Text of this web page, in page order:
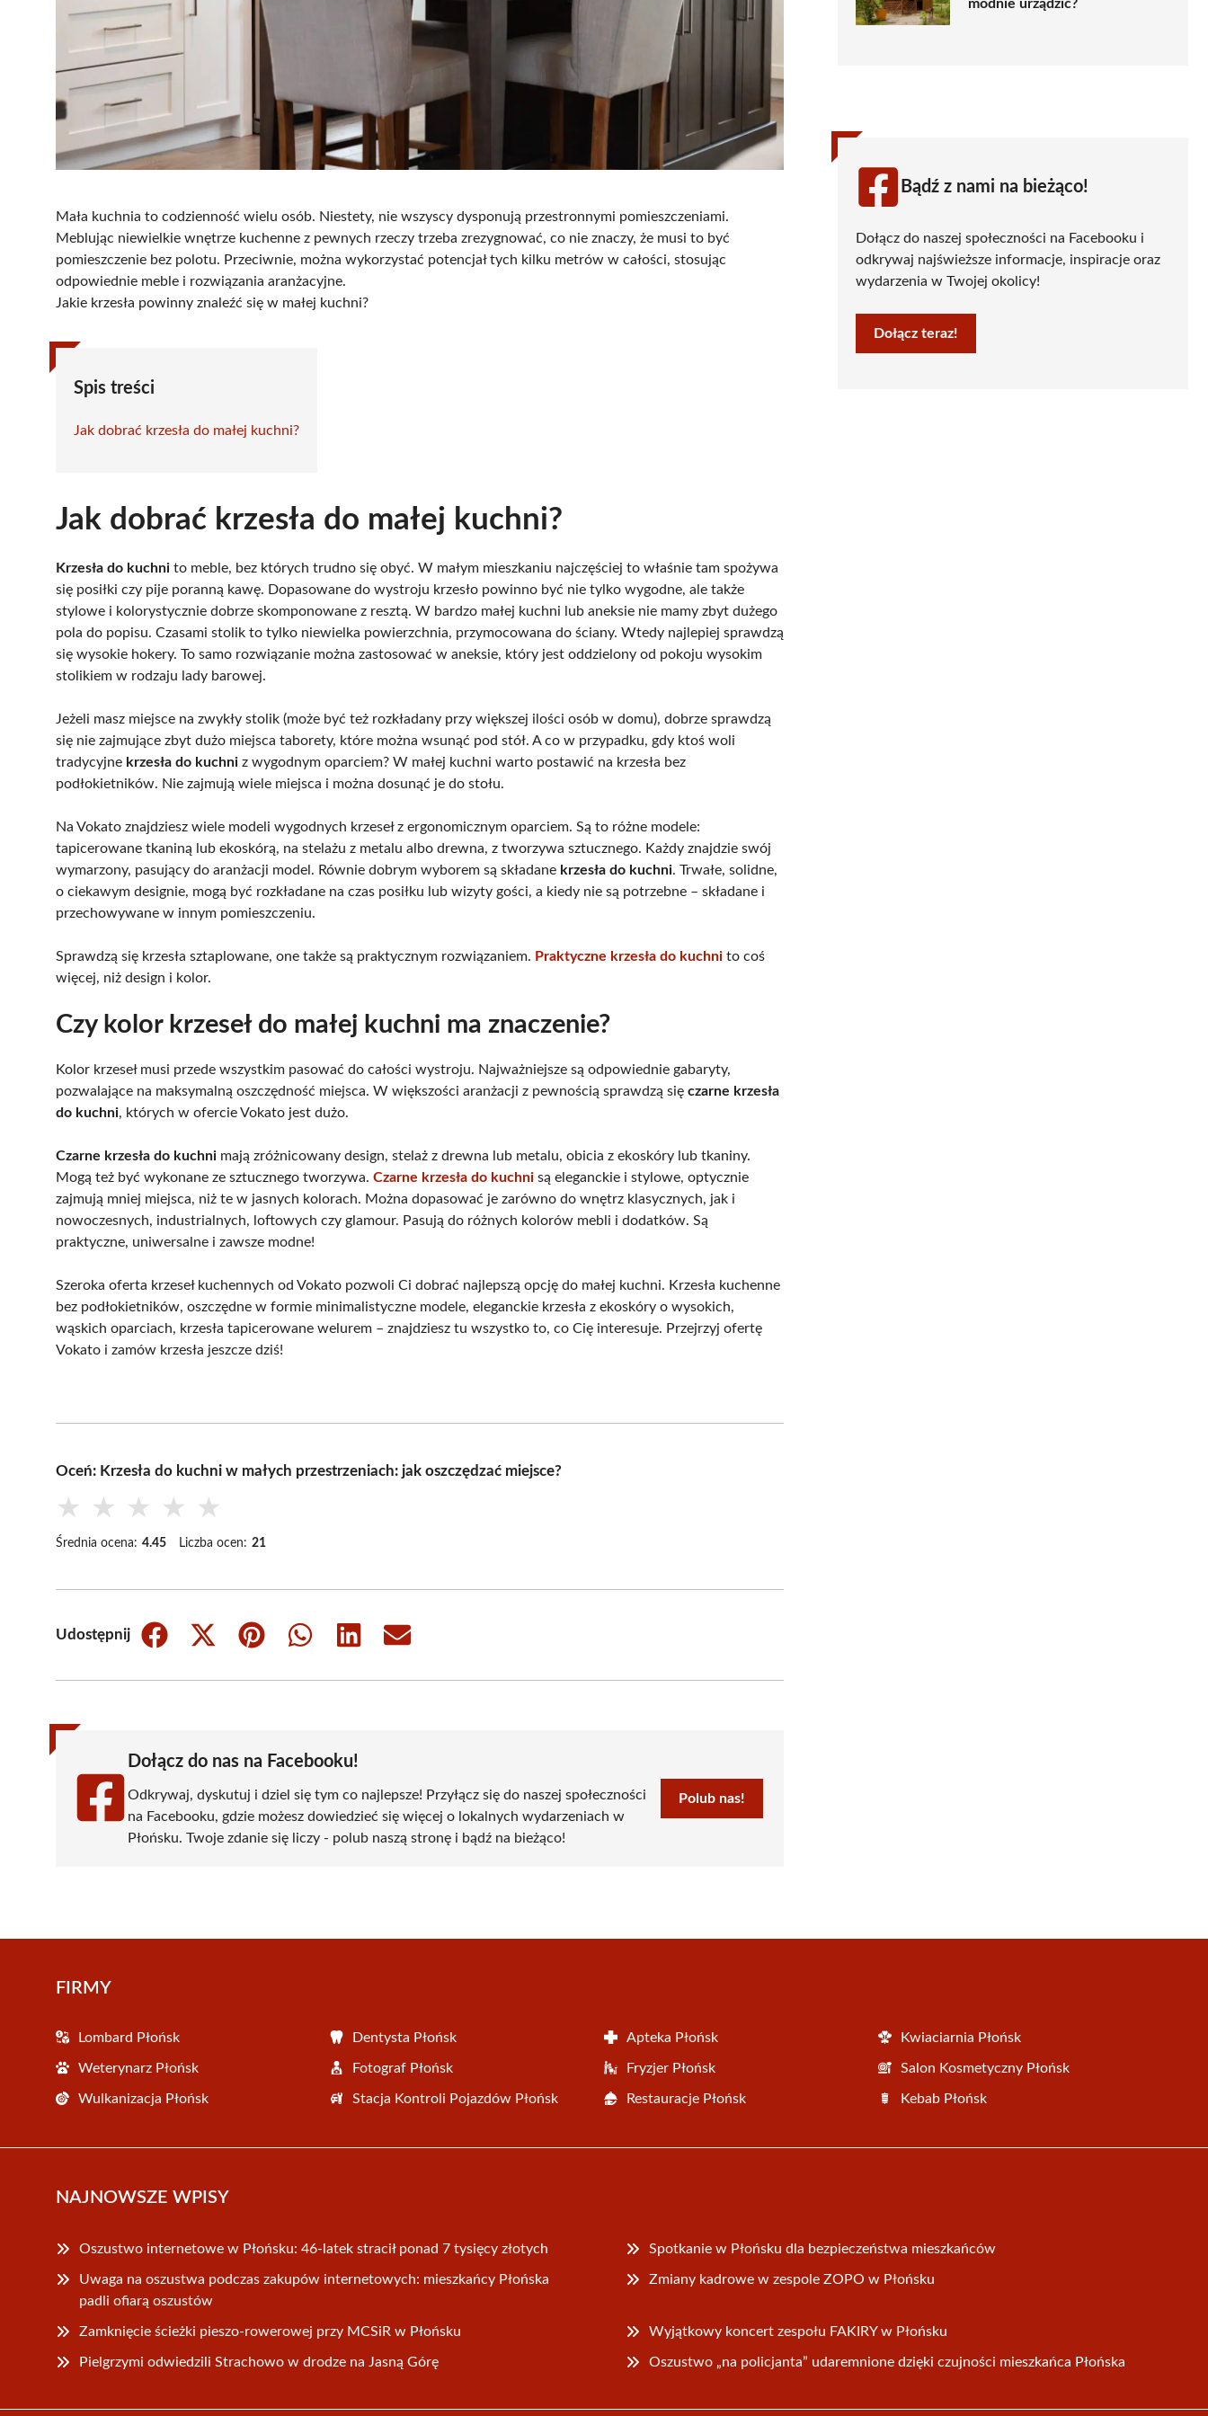
Mała kuchnia to codzienność wielu osób. Niestety, nie wszyscy dysponują przestronnymi pomieszczeniami.
Meblując niewielkie wnętrze kuchenne z pewnych rzeczy trzeba zrezygnować, co nie znaczy, że musi to być
pomieszczenie bez polotu. Przeciwnie, można wykorzystać potencjał tych kilku metrów w całości, stosując
odpowiednie meble i rozwiązania aranżacyjne.
Jakie krzesła powinny znaleźć się w małej kuchni?
Spis treści
Jak dobrać krzesła do małej kuchni?
Jak dobrać krzesła do małej kuchni?
Krzesła do kuchni to meble, bez których trudno się obyć. W małym mieszkaniu najczęściej to właśnie tam spożywa
się posiłki czy pije poranną kawę. Dopasowane do wystroju krzesło powinno być nie tylko wygodne, ale także
stylowe i kolorystycznie dobrze skomponowane z resztą. W bardzo małej kuchni lub aneksie nie mamy zbyt dużego
pola do popisu. Czasami stolik to tylko niewielka powierzchnia, przymocowana do ściany. Wtedy najlepiej sprawdzą
się wysokie hokery. To samo rozwiązanie można zastosować w aneksie, który jest oddzielony od pokoju wysokim
stolikiem w rodzaju lady barowej.
Jeżeli masz miejsce na zwykły stolik (może być też rozkładany przy większej ilości osób w domu), dobrze sprawdzą
się nie zajmujące zbyt dużo miejsca taborety, które można wsunąć pod stół. A co w przypadku, gdy ktoś woli
tradycyjne krzesła do kuchni z wygodnym oparciem? W małej kuchni warto postawić na krzesła bez
podłokietników. Nie zajmują wiele miejsca i można dosunąć je do stołu.
Na Vokato znajdziesz wiele modeli wygodnych krzeseł z ergonomicznym oparciem. Są to różne modele:
tapicerowane tkaniną lub ekoskórą, na stelażu z metalu albo drewna, z tworzywa sztucznego. Każdy znajdzie swój
wymarzony, pasujący do aranżacji model. Równie dobrym wyborem są składane krzesła do kuchni. Trwałe, solidne,
o ciekawym designie, mogą być rozkładane na czas posiłku lub wizyty gości, a kiedy nie są potrzebne – składane i
przechowywane w innym pomieszczeniu.
Sprawdzą się krzesła sztaplowane, one także są praktycznym rozwiązaniem. Praktyczne krzesła do kuchni to coś
więcej, niż design i kolor.
Czy kolor krzeseł do małej kuchni ma znaczenie?
Kolor krzeseł musi przede wszystkim pasować do całości wystroju. Najważniejsze są odpowiednie gabaryty,
pozwalające na maksymalną oszczędność miejsca. W większości aranżacji z pewnością sprawdzą się czarne krzesła
do kuchni, których w ofercie Vokato jest dużo.
Czarne krzesła do kuchni mają zróżnicowany design, stelaż z drewna lub metalu, obicia z ekoskóry lub tkaniny.
Mogą też być wykonane ze sztucznego tworzywa. Czarne krzesła do kuchni są eleganckie i stylowe, optycznie
zajmują mniej miejsca, niż te w jasnych kolorach. Można dopasować je zarówno do wnętrz klasycznych, jak i
nowoczesnych, industrialnych, loftowych czy glamour. Pasują do różnych kolorów mebli i dodatków. Są
praktyczne, uniwersalne i zawsze modne!
Szeroka oferta krzeseł kuchennych od Vokato pozwoli Ci dobrać najlepszą opcję do małej kuchni. Krzesła kuchenne
bez podłokietników, oszczędne w formie minimalistyczne modele, eleganckie krzesła z ekoskóry o wysokich,
wąskich oparciach, krzesła tapicerowane welurem – znajdziesz tu wszystko to, co Cię interesuje. Przejrzyj ofertę
Vokato i zamów krzesła jeszcze dziś!
Oceń: Krzesła do kuchni w małych przestrzeniach: jak oszczędzać miejsce?
★ ★ ★ ★ ★
Średnia ocena: 4.45 Liczba ocen: 21
Udostępnij
Share
Share
(Twitter)
Share
Share
Share
Share
Dołącz do nas na Facebooku!
Odkrywaj, dyskutuj i dziel się tym co najlepsze! Przyłącz się do naszej społeczności
na Facebooku, gdzie możesz dowiedzieć się więcej o lokalnych wydarzeniach w
Płońsku. Twoje zdanie się liczy - polub naszą stronę i bądź na bieżąco!
Polub nas!
modnie urządzić?
Bądź z nami na bieżąco!
Dołącz do naszej społeczności na Facebooku i
odkrywaj najświeższe informacje, inspiracje oraz
wydarzenia w Twojej okolicy!
Dołącz teraz!
FIRMY
Lombard Płońsk Dentysta Płońsk Apteka Płońsk Kwiaciarnia Płońsk
Weterynarz Płońsk Fotograf Płońsk Fryzjer Płońsk Salon Kosmetyczny Płońsk
Wulkanizacja Płońsk Stacja Kontroli Pojazdów Płońsk Restauracje Płońsk Kebab Płońsk
NAJNOWSZE WPISY
Oszustwo internetowe w Płońsku: 46-latek stracił ponad 7 tysięcy złotych Spotkanie w Płońsku dla bezpieczeństwa mieszkańców
Uwaga na oszustwa podczas zakupów internetowych: mieszkańcy Płońska
padli ofiarą oszustów
Zmiany kadrowe w zespole ZOPO w Płońsku
Zamknięcie ścieżki pieszo-rowerowej przy MCSiR w Płońsku Wyjątkowy koncert zespołu FAKIRY w Płońsku
Pielgrzymi odwiedzili Strachowo w drodze na Jasną Górę Oszustwo „na policjanta” udaremnione dzięki czujności mieszkańca Płońska